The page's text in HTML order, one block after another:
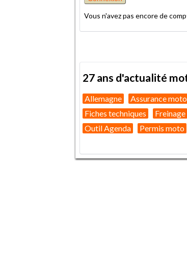
Vous n'avez pas encore de
27 ans d'actualité
Allemagne Assurance moto
Fiches techniques
Freinage
Outil Agenda
Permis moto